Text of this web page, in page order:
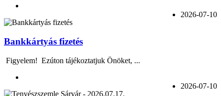
2026-07-10
Bankkártyás fizetés
Figyelem! Ezúton tájékoztatjuk Önöket, ...
2026-07-10